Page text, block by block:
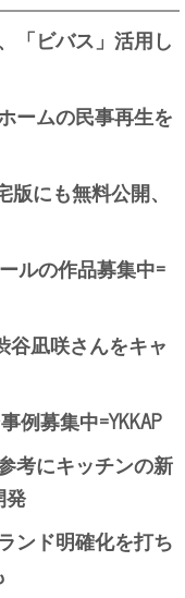
「ビバス」活用し
ームの民事再生を
にも無料公開、
ルの作品募集中=
谷凪咲さんをキャ
例募集中=YKKAP
考にキッチンの新
発
ンド明確化を打ち